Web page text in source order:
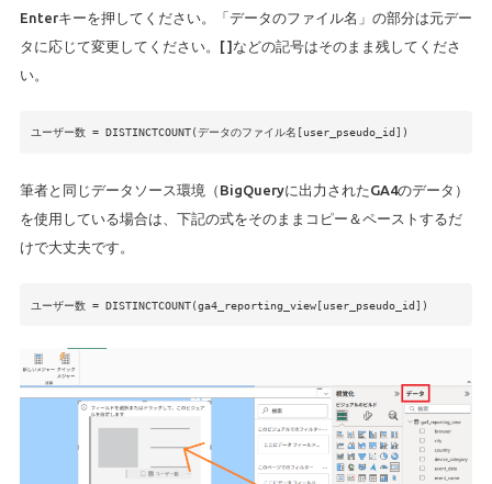
Enterキーを押してください。「データのファイル名」の部分は元デー
タに応じて変更してください。[ ]などの記号はそのまま残してくださ
い。
ユーザー数 = DISTINCTCOUNT(データのファイル名[user_pseudo_id])
筆者と同じデータソース環境（BigQueryに出力されたGA4のデータ）
を使用している場合は、下記の式をそのままコピー＆ペーストするだ
けで大丈夫です。
ユーザー数 = DISTINCTCOUNT(ga4_reporting_view[user_pseudo_id])